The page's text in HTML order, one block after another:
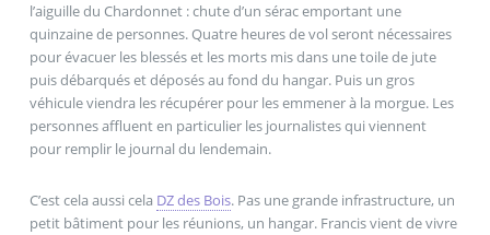
l’aiguille du Chardonnet : chute d’un sérac emportant une
quinzaine de personnes. Quatre heures de vol seront nécessaires
pour évacuer les blessés et les morts mis dans une toile de jute
puis débarqués et déposés au fond du hangar. Puis un gros
véhicule viendra les récupérer pour les emmener à la morgue. Les
personnes affluent en particulier les journalistes qui viennent
pour remplir le journal du lendemain.
C’est cela aussi cela DZ des Bois. Pas une grande infrastructure, un
petit bâtiment pour les réunions, un hangar. Francis vient de vivre